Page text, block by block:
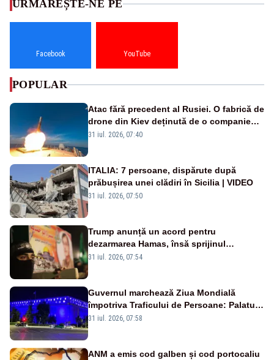
URMĂREȘTE-NE PE
Facebook YouTube
POPULAR
Atac fără precedent al Rusiei. O fabrică de
drone din Kiev deținută de o companie
americană, distrusă de o rachetă
31 iul. 2026, 07:40
ITALIA: 7 persoane, dispărute după
prăbușirea unei clădiri în Sicilia | VIDEO
31 iul. 2026, 07:50
Trump anunță un acord pentru
dezarmarea Hamas, însă sprijinul
Israelului rămâne incert
31 iul. 2026, 07:54
Guvernul marchează Ziua Mondială
împotriva Traficului de Persoane: Palatul
Victoria, iluminat în albastru
31 iul. 2026, 07:58
ANM a emis cod galben și cod portocaliu